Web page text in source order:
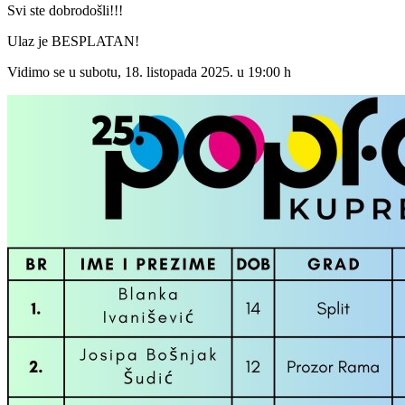
Svi ste dobrodošli!!!
Ulaz je BESPLATAN!
Vidimo se u subotu, 18. listopada 2025. u 19:00 h